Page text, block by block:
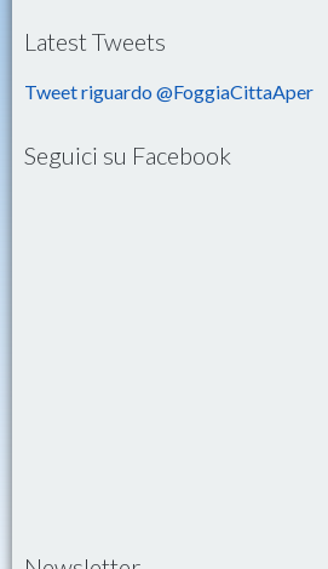
Latest Tweets
Tweet riguardo @FoggiaCittaAper
Seguici su Facebook